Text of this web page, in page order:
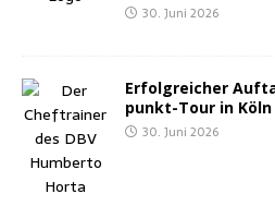
30. Juni 2026
Erfolg­rei­cher
punkt-Tour in Köln
30. Juni 2026